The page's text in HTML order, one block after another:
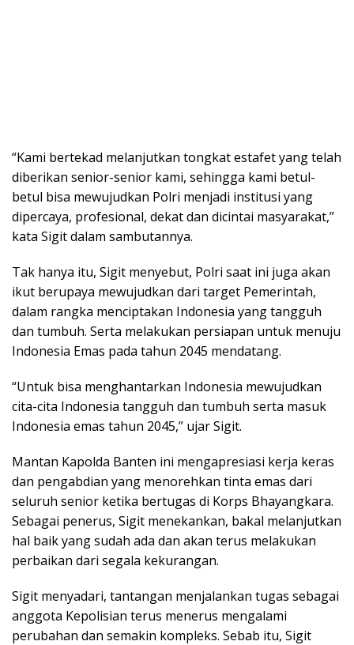
“Kami bertekad melanjutkan tongkat estafet yang telah
diberikan senior-senior kami, sehingga kami betul-
betul bisa mewujudkan Polri menjadi institusi yang
dipercaya, profesional, dekat dan dicintai masyarakat,”
kata Sigit dalam sambutannya.
Tak hanya itu, Sigit menyebut, Polri saat ini juga akan
ikut berupaya mewujudkan dari target Pemerintah,
dalam rangka menciptakan Indonesia yang tangguh
dan tumbuh. Serta melakukan persiapan untuk menuju
Indonesia Emas pada tahun 2045 mendatang.
“Untuk bisa menghantarkan Indonesia mewujudkan
cita-cita Indonesia tangguh dan tumbuh serta masuk
Indonesia emas tahun 2045,” ujar Sigit.
Mantan Kapolda Banten ini mengapresiasi kerja keras
dan pengabdian yang menorehkan tinta emas dari
seluruh senior ketika bertugas di Korps Bhayangkara.
Sebagai penerus, Sigit menekankan, bakal melanjutkan
hal baik yang sudah ada dan akan terus melakukan
perbaikan dari segala kekurangan.
Sigit menyadari, tantangan menjalankan tugas sebagai
anggota Kepolisian terus menerus mengalami
perubahan dan semakin kompleks. Sebab itu, Sigit